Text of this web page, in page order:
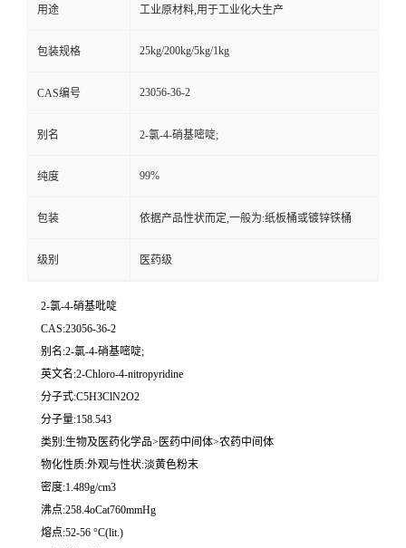
用途 工业原材料,用于工业化大生产
包装规格 25kg/200kg/5kg/1kg
CAS编号 23056-36-2
别名 2-氯-4-硝基嘧啶;
纯度 99%
包装 依据产品性状而定,一般为:纸板桶或镀锌铁桶
级别 医药级
2-氯-4-硝基吡啶
CAS:23056-36-2
别名:2-氯-4-硝基嘧啶;
英文名:2-Chloro-4-nitropyridine
分子式:C5H3ClN2O2
分子量:158.543
类别:生物及医药化学品>医药中间体>农药中间体
物化性质:外观与性状:淡黄色粉末
密度:1.489g/cm3
沸点:258.4oCat760mmHg
熔点:52-56 °C(lit.)